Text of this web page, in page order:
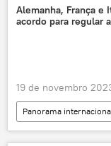
Sergio Massa
Alemanha, França e
acordo para regular
19 de novembro
Panorama
Alemanha